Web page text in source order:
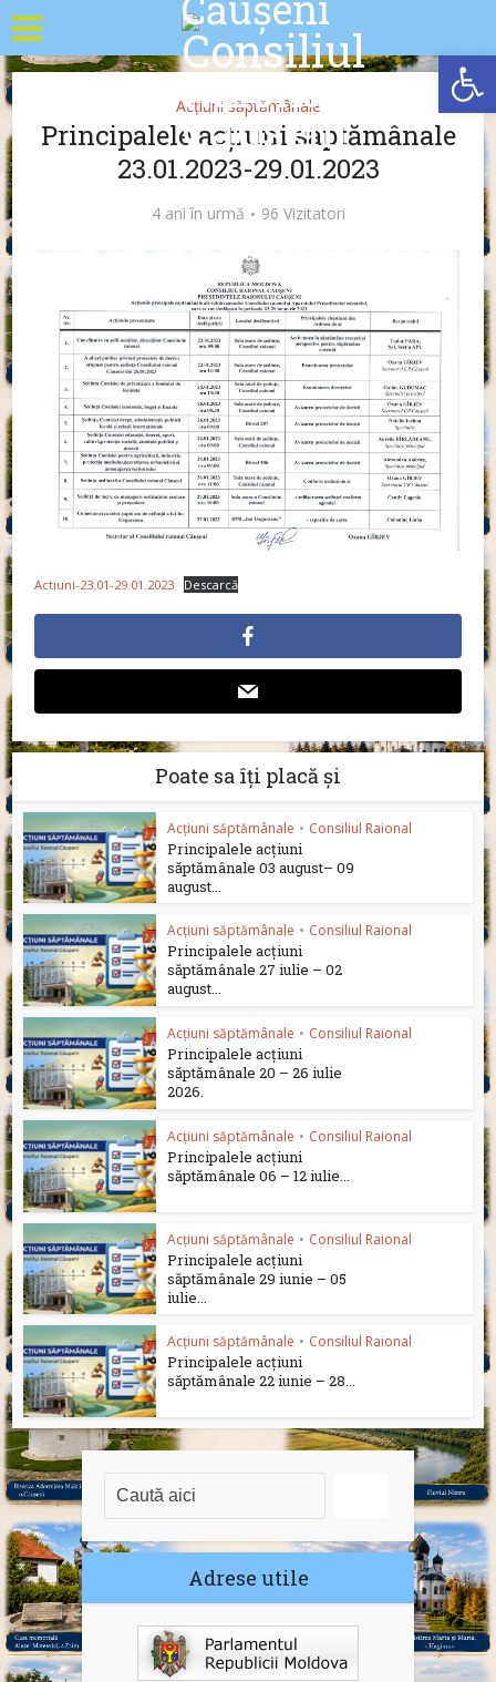
Acțiuni săptămânale
Principalele acțiuni săptămânale
23.01.2023-29.01.2023
4 ani în urmă 96 Vizitatori
Actiuni-23.01-29.01.2023 Descarcă
Poate sa îți placă și
Acțiuni săptămânale • Consiliul Raional
Principalele acțiuni
săptămânale 03 august– 09
august...
Acțiuni săptămânale • Consiliul Raional
Principalele acțiuni
săptămânale 27 iulie – 02
august...
Acțiuni săptămânale • Consiliul Raional
Principalele acțiuni
săptămânale 20 – 26 iulie
2026.
Acțiuni săptămânale • Consiliul Raional
Principalele acțiuni
săptămânale 06 – 12 iulie...
Acțiuni săptămânale • Consiliul Raional
Principalele acțiuni
săptămânale 29 iunie – 05
iulie...
Acțiuni săptămânale • Consiliul Raional
Principalele acțiuni
săptămânale 22 iunie – 28...
Adrese utile